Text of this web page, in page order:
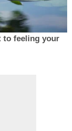
to feeling your